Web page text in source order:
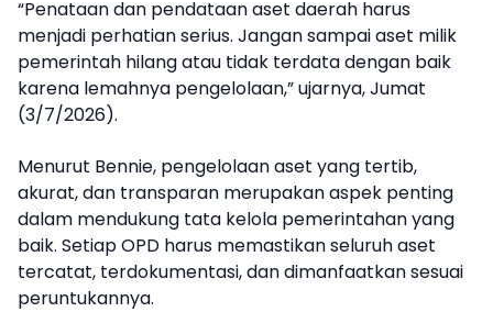
“Penataan dan pendataan aset daerah harus
menjadi perhatian serius. Jangan sampai aset milik
pemerintah hilang atau tidak terdata dengan baik
karena lemahnya pengelolaan,” ujarnya, Jumat
(3/7/2026).
Menurut Bennie, pengelolaan aset yang tertib,
akurat, dan transparan merupakan aspek penting
dalam mendukung tata kelola pemerintahan yang
baik. Setiap OPD harus memastikan seluruh aset
tercatat, terdokumentasi, dan dimanfaatkan sesuai
peruntukannya.